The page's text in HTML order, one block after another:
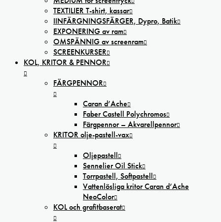
TEXTILIER T-shirt, kassar
IINFÄRGNINGSFÄRGER, Dypro, Batik
EXPONERING av ram
OMSPÄNNIG av screenram
SCREENKURSER
KOL, KRITOR & PENNOR
FÄRGPENNOR
Caran d’Ache
Faber Castell Polychromos
Färgpennor – Akvarellpennor
KRITOR olje-pastell-vax
Oljepastell
Sennelier Oil Stick
Torrpastell, Softpastell
Vattenlösliga kritor Caran d’Ache
NeoColor
KOL och grafitbaserat